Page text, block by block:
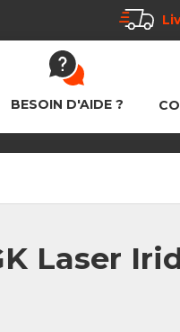
BESOIN D'AIDE ?
Laser